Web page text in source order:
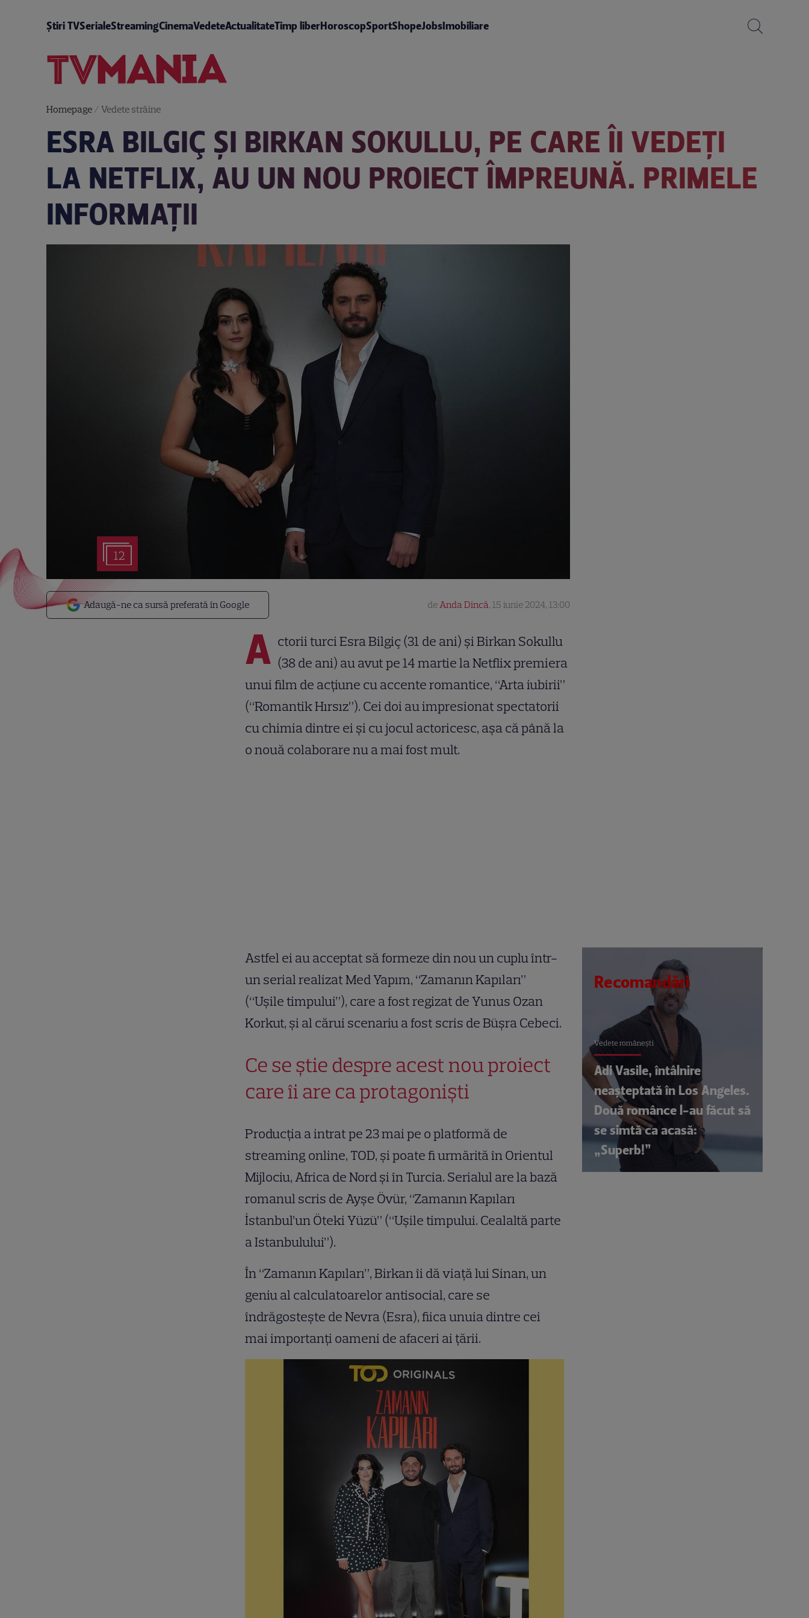
Știri TVSerialeStreamingCinemaVedeteActualitateTimp liberHoroscopSportShopeJobsImobiliare
Homepage/ Vedete străine
ESRA BILGIÇ ȘI BIRKAN SOKULLU, PE CARE ÎI VEDEȚI
LA NETFLIX, AU UN NOU PROIECT ÎMPREUNĂ. PRIMELE
INFORMAȚII
12
Adaugă-ne ca sursă preferată în Google deAnda Dincă, 15 iunie 2024, 13:00
A ctorii turci Esra Bilgiç (31 de ani) și Birkan Sokullu
(38 de ani) au avut pe 14 martie la Netflix premiera
unui film de acțiune cu accente romantice, “Arta iubirii”
(“Romantik Hırsız”). Cei doi au impresionat spectatorii
cu chimia dintre ei și cu jocul actoricesc, așa că până la
o nouă colaborare nu a mai fost mult.
Astfel ei au acceptat să formeze din nou un cuplu într-
un serial realizat Med Yapım, “Zamanın Kapıları”
(“Ușile timpului”), care a fost regizat de Yunus Ozan
Korkut, și al cărui scenariu a fost scris de Büşra Cebeci.
Ce se știe despre acest nou proiect
care îi are ca protagoniști
Producția a intrat pe 23 mai pe o platformă de
streaming online, TOD, și poate fi urmărită în Orientul
Mijlociu, Africa de Nord și în Turcia. Serialul are la bază
romanul scris de Ayşe Övür, “Zamanın Kapıları
İstanbul’un Öteki Yüzü” (“Ușile timpului. Cealaltă parte
a Istanbulului”).
În “Zamanın Kapıları”, Birkan îi dă viață lui Sinan, un
geniu al calculatoarelor antisocial, care se
îndrăgostește de Nevra (Esra), fiica unuia dintre cei
mai importanți oameni de afaceri ai țării.
Recomandări
Vedete româneşti
Adi Vasile, întâlnire
neașteptată în Los Angeles.
Două românce l-au făcut să
se simtă ca acasă:
„Superb!”